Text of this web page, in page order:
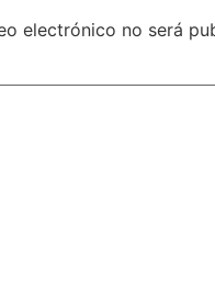
electrónico no será